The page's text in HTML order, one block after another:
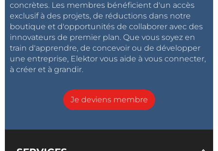
concrètes. Les membres bénéficient d'un accès
exclusif à des projets, de réductions dans notre
boutique et d'opportunités de collaborer avec des
innovateurs de premier plan. Que vous soyez en
train d'apprendre, de concevoir ou de développer
une entreprise, Elektor vous aide à vous connecter,
à créer et à grandir.
Je deviens membre